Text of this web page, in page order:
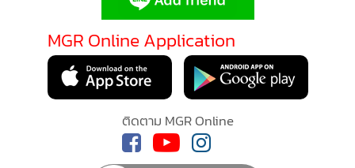
MGR Online Application
ติดตาม MGR Online